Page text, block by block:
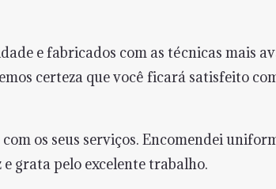
e fabricados com as técnicas mais
certeza que você ficará satisfeito
os seus serviços. Encomendei
grata pelo excelente trabalho.